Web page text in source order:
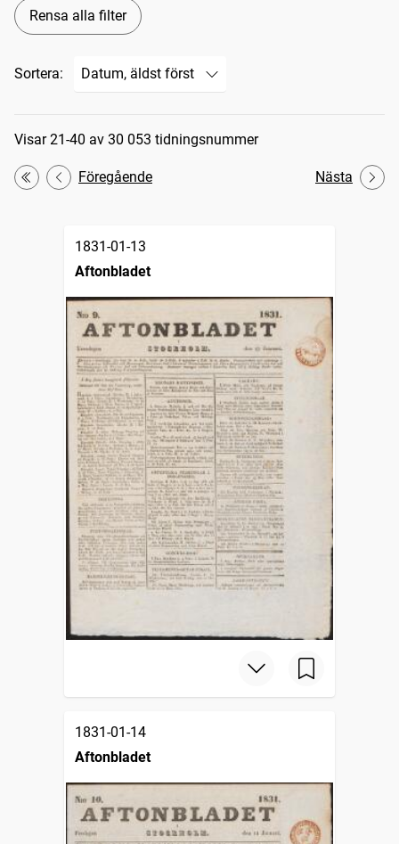
Rensa alla filter
Sortera:
Sökresultat
Visar 21-40 av 30 053 tidningsnummer
Första
Föregående Nästa
1831-01-13
Aftonbladet
1831-01-14
Aftonbladet